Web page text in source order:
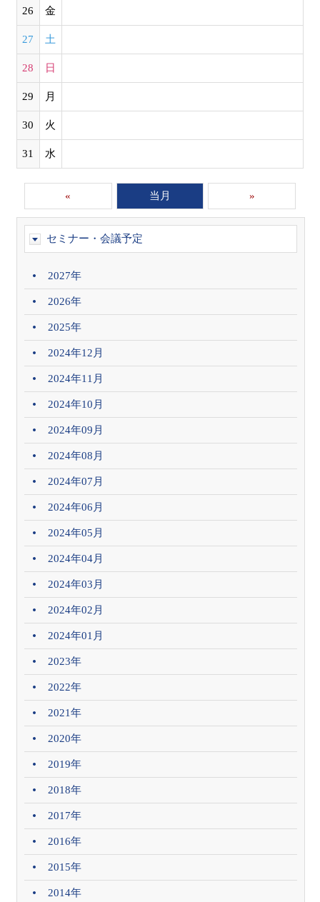
26 金
27 土
28 日
29 月
30 火
31 水
« 当月 »
セミナー・会議予定
2027年
2026年
2025年
2024年12月
2024年11月
2024年10月
2024年09月
2024年08月
2024年07月
2024年06月
2024年05月
2024年04月
2024年03月
2024年02月
2024年01月
2023年
2022年
2021年
2020年
2019年
2018年
2017年
2016年
2015年
2014年